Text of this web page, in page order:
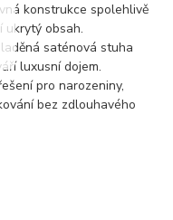
konstrukce spolehlivě
ukrytý obsah.
saténová stuha
luxusní dojem.
pro narozeniny,
bez zdlouhavého